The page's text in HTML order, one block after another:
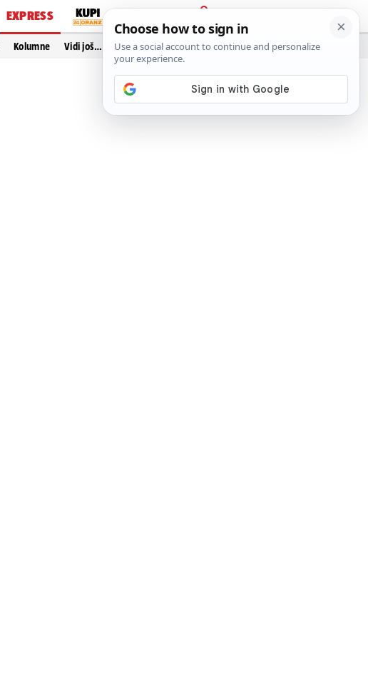
EXPRESS
PRIJAVA
Kolumne Vidi još…